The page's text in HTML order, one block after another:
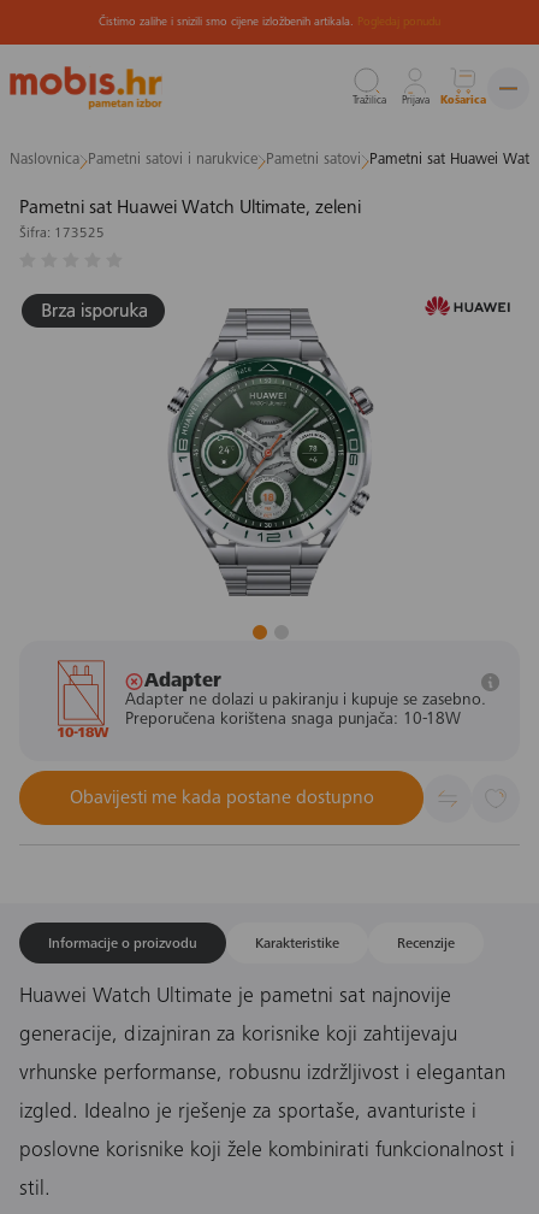
na
Čistimo zalihe i snizili smo cijene izložbenih artikala. Pogledaj ponudu
Tražilica Prijava Košarica
Naslovnica Pametni satovi i narukvice Pametni satovi Pametni sat Huawei
Pametni sat Huawei Watch Ultimate, zeleni
Šifra: 173525
10-18W
Adapter
Adapter ne dolazi u pakiranju i kupuje se zasebno.
Preporučena korištena snaga punjača: 10-18W
Obavijesti me kada postane dostupno
Informacije o proizvodu Karakteristike Recenzije
Huawei Watch Ultimate je pametni sat najnovije
generacije, dizajniran za korisnike koji zahtijevaju
vrhunske performanse, robusnu izdržljivost i elegantan
izgled. Idealno je rješenje za sportaše, avanturiste i
poslovne korisnike koji žele kombinirati funkcionalnost i
stil.